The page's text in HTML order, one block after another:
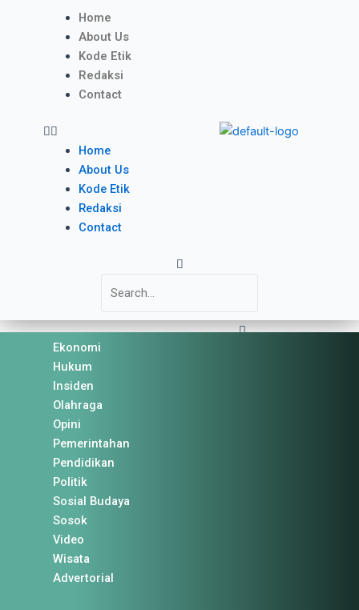
Home
About Us
Kode Etik
Redaksi
Contact
Menu
Home
About Us
Kode Etik
Redaksi
Contact
Search
Close
Ekonomi
Hukum
Insiden
Olahraga
Opini
Pemerintahan
Pendidikan
Politik
Sosial Budaya
Sosok
Video
Wisata
Advertorial